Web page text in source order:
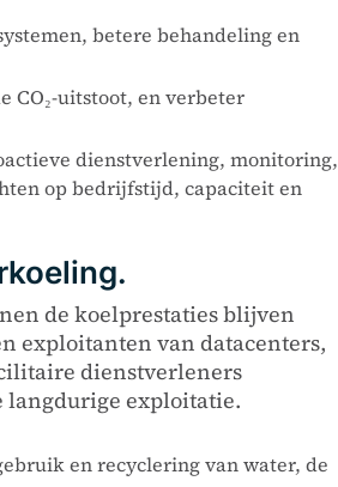
betere behandeling en
CO₂-uitstoot, en verbeter
dienstverlening, monitoring,
op bedrijfstijd, capaciteit en
de koelprestaties blijven
exploitanten van datacenters,
dienstverleners
langdurige exploitatie.
en recyclering van water, de